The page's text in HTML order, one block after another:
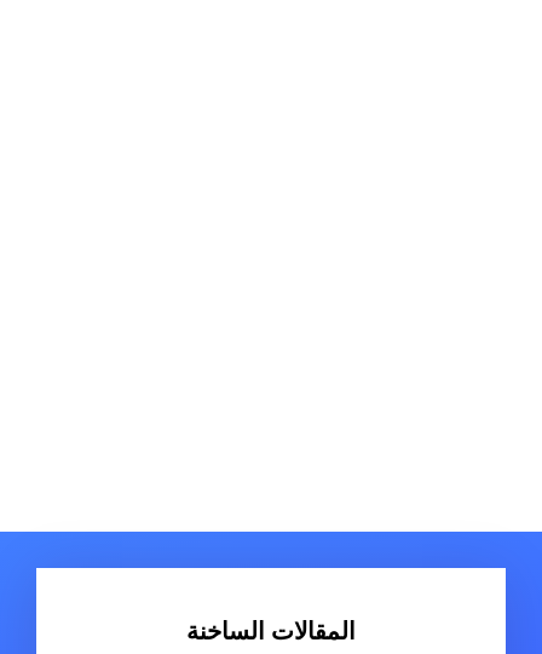
المقالات الساخنة